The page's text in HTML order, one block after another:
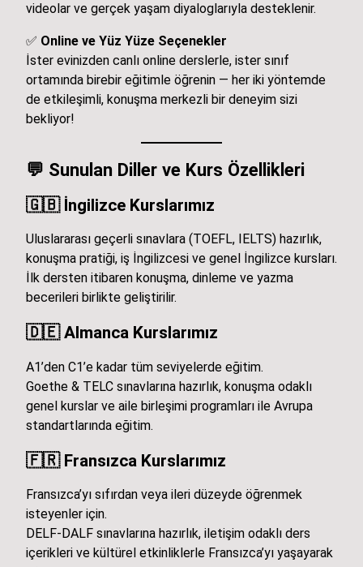
videolar ve gerçek yaşam diyaloglarıyla desteklenir.
✅ Online ve Yüz Yüze Seçenekler
İster evinizden canlı online derslerle, ister sınıf
ortamında birebir eğitimle öğrenin — her iki yöntemde
de etkileşimli, konuşma merkezli bir deneyim sizi
bekliyor!
💬 Sunulan Diller ve Kurs Özellikleri
🇬🇧 İngilizce Kurslarımız
Uluslararası geçerli sınavlara (TOEFL, IELTS) hazırlık,
konuşma pratiği, iş İngilizcesi ve genel İngilizce kursları.
İlk dersten itibaren konuşma, dinleme ve yazma
becerileri birlikte geliştirilir.
🇩🇪Almanca Kurslarımız
A1’den C1’e kadar tüm seviyelerde eğitim.
Goethe & TELC sınavlarına hazırlık, konuşma odaklı
genel kurslar ve aile birleşimi programları ile Avrupa
standartlarında eğitim.
🇫🇷 Fransızca Kurslarımız
Fransızca’yı sıfırdan veya ileri düzeyde öğrenmek
isteyenler için.
DELF-DALF sınavlarına hazırlık, iletişim odaklı ders
içerikleri ve kültürel etkinliklerle Fransızca’yı yaşayarak